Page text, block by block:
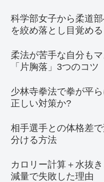
科学部女子から柔道
を絞め落とし目覚める
柔法が苦手な自分も
「片胸落」3つのコツ
少林寺拳法で拳が平
正しい対策か?
相手選手との体格差
分ける方法
カロリー計算＋水抜
減量で失敗した理由